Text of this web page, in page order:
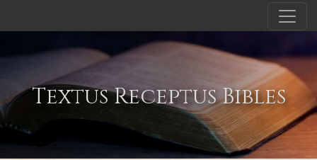
Textus Receptus Bibles